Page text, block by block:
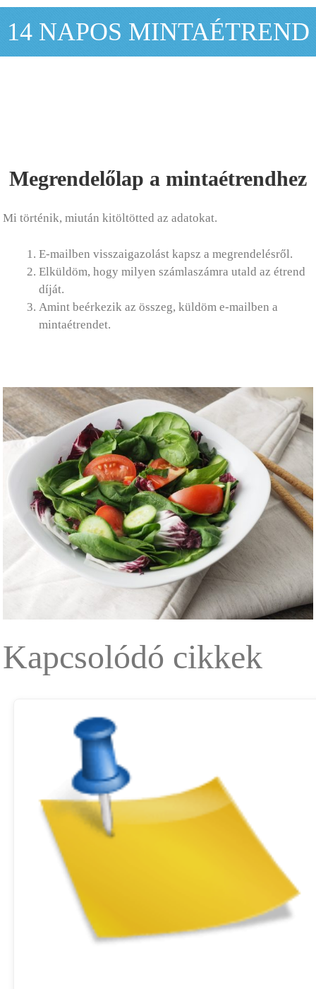
14 NAPOS MINTAÉTREND
Megrendelőlap a mintaétrendhez
Mi történik, miután kitöltötted az adatokat.
E-mailben visszaigazolást kapsz a megrendelésről.
Elküldöm, hogy milyen számlaszámra utald az étrend
díját.
Amint beérkezik az összeg, küldöm e-mailben a
mintaétrendet.
Kapcsolódó cikkek